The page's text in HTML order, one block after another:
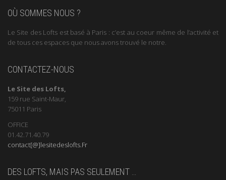
OÙ SOMMES NOUS ?
Le Site des Lofts est basé à Paris : c’est au coeur même de l’activité et
de tous ces espaces que nous avons trouvé le notre.
CONTACTEZ-NOUS
Le Site des Lofts,
159 rue Saint-Maur,
75011 Paris
OFFICE
01.42.71.40.79
contact[@]lesitedeslofts.Fr
DES LOFTS, MAIS PAS SEULEMENT …